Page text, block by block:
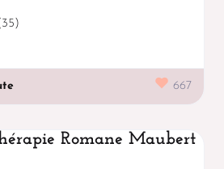
667
Romane Maubert